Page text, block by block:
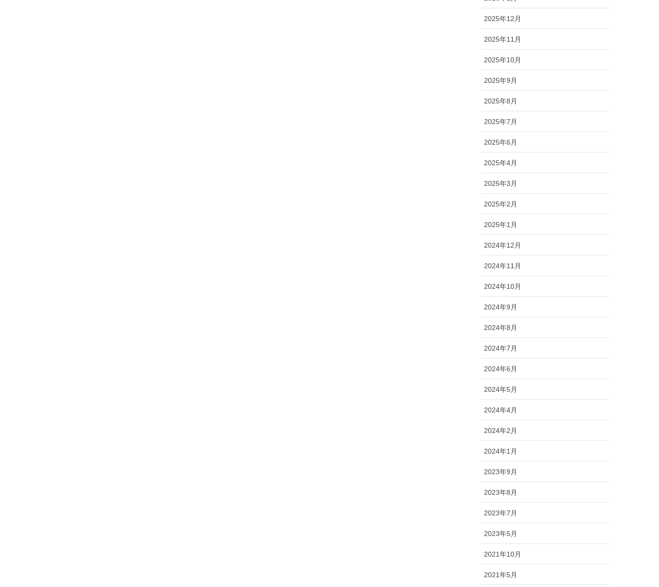
2025年12月
2025年11月
2025年10月
2025年9月
2025年8月
2025年7月
2025年6月
2025年4月
2025年3月
2025年2月
2025年1月
2024年12月
2024年11月
2024年10月
2024年9月
2024年8月
2024年7月
2024年6月
2024年5月
2024年4月
2024年2月
2024年1月
2023年9月
2023年8月
2023年7月
2023年5月
2021年10月
2021年5月